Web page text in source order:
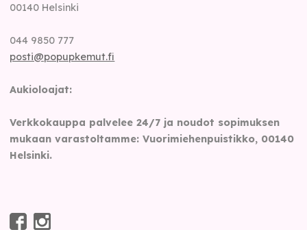
00140 Helsinki
044 9850 777
posti@popupkemut.fi
Aukioloajat:
Verkkokauppa palvelee 24/7 ja noudot sopimuksen
mukaan varastoltamme: Vuorimiehenpuistikko, 00140
Helsinki.